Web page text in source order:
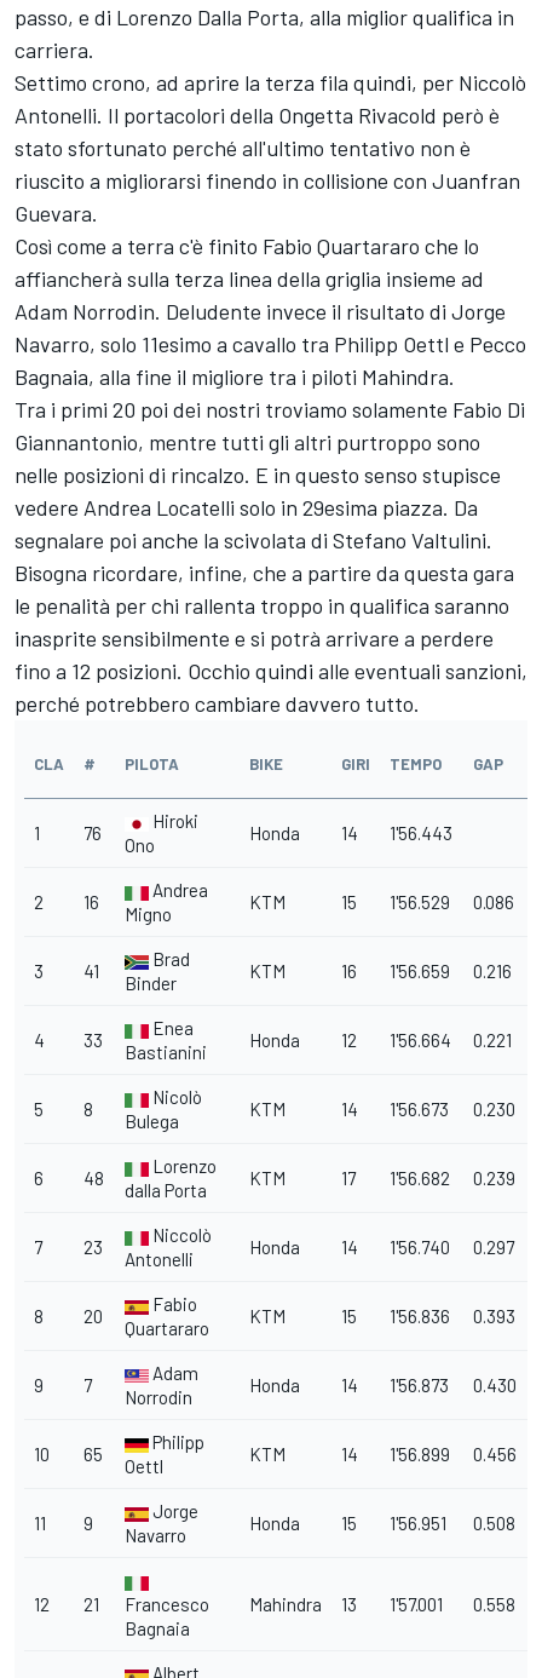
passo, e di Lorenzo Dalla Porta, alla miglior qualifica in
carriera.
Settimo crono, ad aprire la terza fila quindi, per Niccolò
Antonelli. Il portacolori della Ongetta Rivacold però è
stato sfortunato perché all'ultimo tentativo non è
riuscito a migliorarsi finendo in collisione con Juanfran
Guevara.
Così come a terra c'è finito Fabio Quartararo che lo
affiancherà sulla terza linea della griglia insieme ad
Adam Norrodin. Deludente invece il risultato di Jorge
Navarro, solo 11esimo a cavallo tra Philipp Oettl e Pecco
Bagnaia, alla fine il migliore tra i piloti Mahindra.
Tra i primi 20 poi dei nostri troviamo solamente Fabio Di
Giannantonio, mentre tutti gli altri purtroppo sono
nelle posizioni di rincalzo. E in questo senso stupisce
vedere Andrea Locatelli solo in 29esima piazza. Da
segnalare poi anche la scivolata di Stefano Valtulini.
Bisogna ricordare, infine, che a partire da questa gara
le penalità per chi rallenta troppo in qualifica saranno
inasprite sensibilmente e si potrà arrivare a perdere
fino a 12 posizioni. Occhio quindi alle eventuali sanzioni,
perché potrebbero cambiare davvero tutto.
CLA # PILOTA BIKE GIRI TEMPO GAP
1 76
Hiroki
Ono
Honda 14 1'56.443
2 16
Andrea
Migno
KTM 15 1'56.529 0.086
3 41
Brad
Binder
KTM 16 1'56.659 0.216
4 33
Enea
Bastianini
Honda 12 1'56.664 0.221
5 8
Nicolò
Bulega
KTM 14 1'56.673 0.230
6 48
Lorenzo
dalla Porta
KTM 17 1'56.682 0.239
7 23
Niccolò
Antonelli
Honda 14 1'56.740 0.297
8 20
Fabio
Quartararo
KTM 15 1'56.836 0.393
9 7
Adam
Norrodin
Honda 14 1'56.873 0.430
10 65
Philipp
Oettl
KTM 14 1'56.899 0.456
11 9
Jorge
Navarro
Honda 15 1'56.951 0.508
12 21
Francesco
Bagnaia
Mahindra 13 1'57.001 0.558
Albert